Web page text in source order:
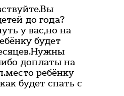
до года?
у вас,но на
будет
доплаты на
ребёнку
будет спать с